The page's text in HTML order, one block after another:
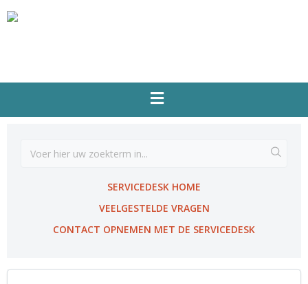
SERVICEDESK HOME
VEELGESTELDE VRAGEN
CONTACT OPNEMEN MET DE SERVICEDESK